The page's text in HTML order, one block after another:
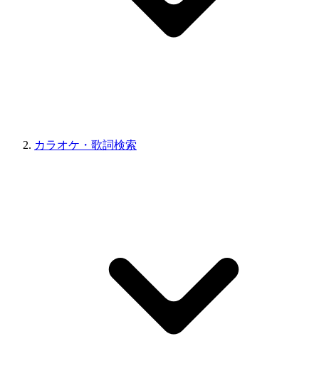
カラオケ・歌詞検索